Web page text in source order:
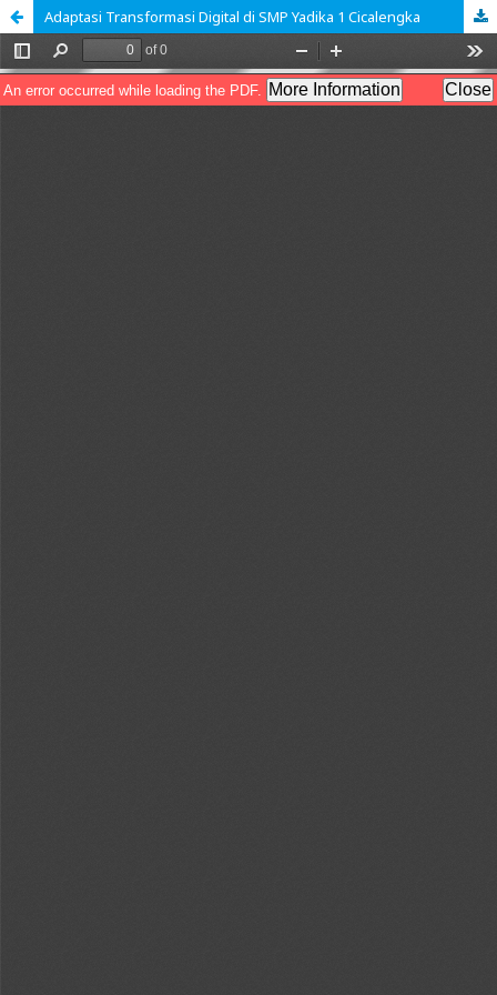
Adaptasi Transformasi Digital di SMP Yadika 1 Cicalengka